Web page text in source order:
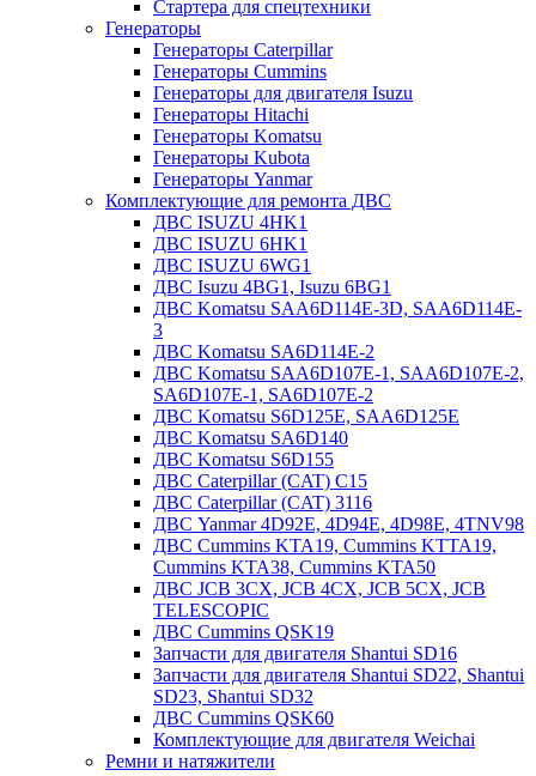
Стартера для спецтехники
Генераторы
Генераторы Caterpillar
Генераторы Cummins
Генераторы для двигателя Isuzu
Генераторы Hitachi
Генераторы Komatsu
Генераторы Kubota
Генераторы Yanmar
Комплектующие для ремонта ДВС
ДВС ISUZU 4HK1
ДВС ISUZU 6HK1
ДВС ISUZU 6WG1
ДВС Isuzu 4BG1, Isuzu 6BG1
ДВС Komatsu SAA6D114E-3D, SAA6D114E-
3
ДВС Komatsu SA6D114E-2
ДВС Komatsu SAA6D107E-1, SAA6D107E-2,
SA6D107E-1, SA6D107E-2
ДВС Komatsu S6D125E, SAA6D125E
ДВС Komatsu SA6D140
ДВС Komatsu S6D155
ДВС Caterpillar (CAT) C15
ДВС Caterpillar (CAT) 3116
ДВС Yanmar 4D92E, 4D94E, 4D98E, 4TNV98
ДВС Cummins KTA19, Cummins KTTA19,
Cummins KTA38, Cummins KTA50
ДВС JCB 3CX, JCB 4CX, JCB 5CX, JCB
TELESCOPIC
ДВС Cummins QSK19
Запчасти для двигателя Shantui SD16
Запчасти для двигателя Shantui SD22, Shantui
SD23, Shantui SD32
ДВС Cummins QSK60
Комплектующие для двигателя Weichai
Ремни и натяжители